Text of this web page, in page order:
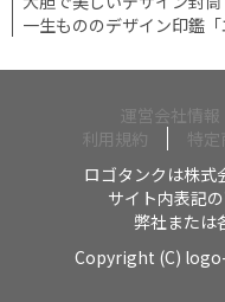
一生もののデザイン印鑑「
運営会社情報
利用規約
特
ロゴタンクは株式
サイト内表記
弊社または
Copyright (C)